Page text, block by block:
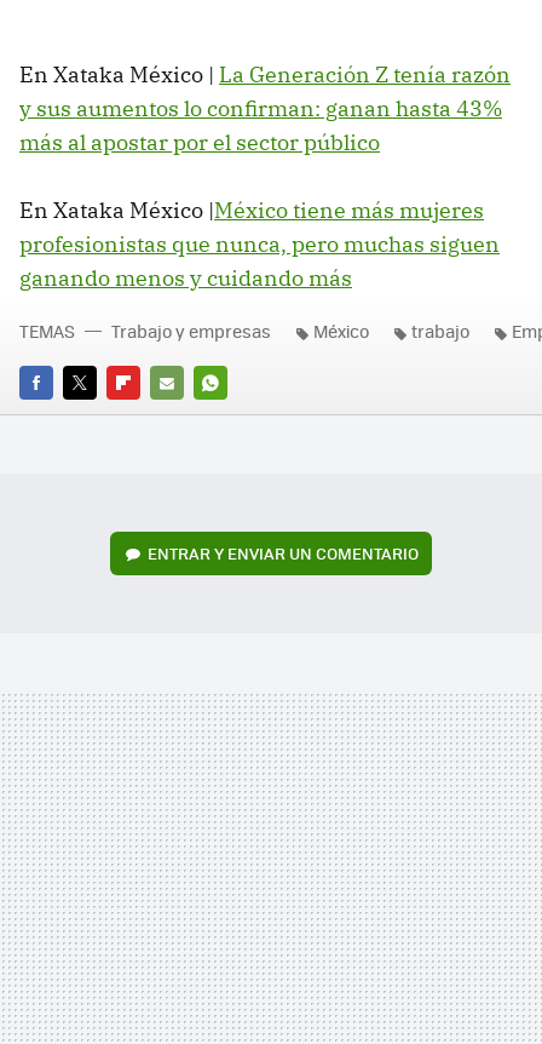
En Xataka México | La Generación Z tenía razón
y sus aumentos lo confirman: ganan hasta 43%
más al apostar por el sector público
En Xataka México |México tiene más mujeres
profesionistas que nunca, pero muchas siguen
ganando menos y cuidando más
FACEBOOK
TWITTERFLIPBOARD
E-
WHATSAPP
TEMAS Trabajo y empresas México trabajo
ENTRAR Y ENVIAR UN COMENTARIO